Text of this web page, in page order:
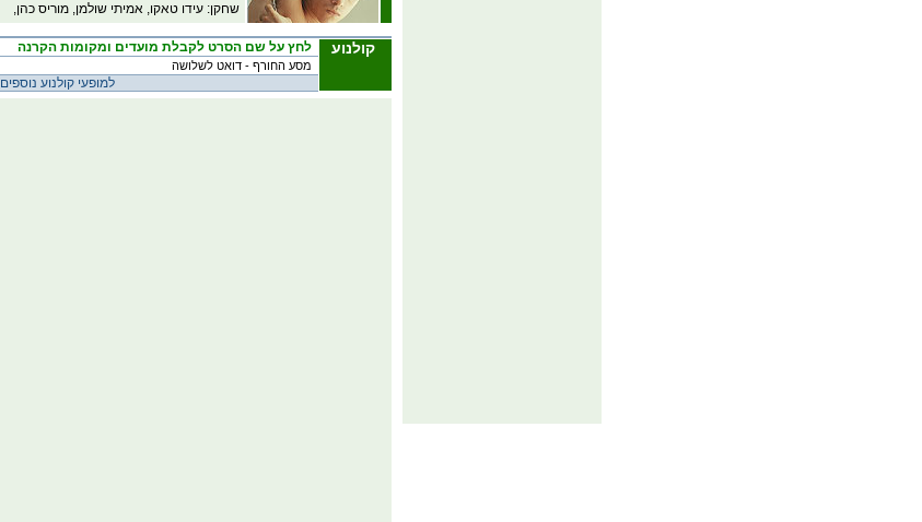
שחקן: עידו טאקו, אמיתי שולמן, מוריס כהן,
לחץ על שם הסרט לקבלת מועדים ומקומות הקרנה קולנוע
מסע החורף - דואט לשלושה
< למופעי קולנוע נוספים